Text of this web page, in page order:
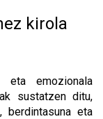
kirola
emozionala
sustatzen ditu,
berdintasuna eta